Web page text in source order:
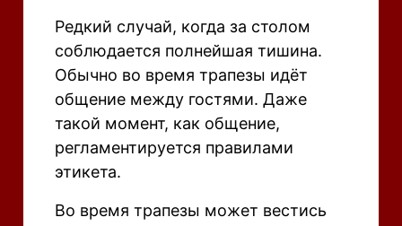
Редкий случай, когда за столом
соблюдается полнейшая тишина.
Обычно во время трапезы идёт
общение между гостями. Даже
такой момент, как общение,
регламентируется правилами
этикета.
Во время трапезы может вестись